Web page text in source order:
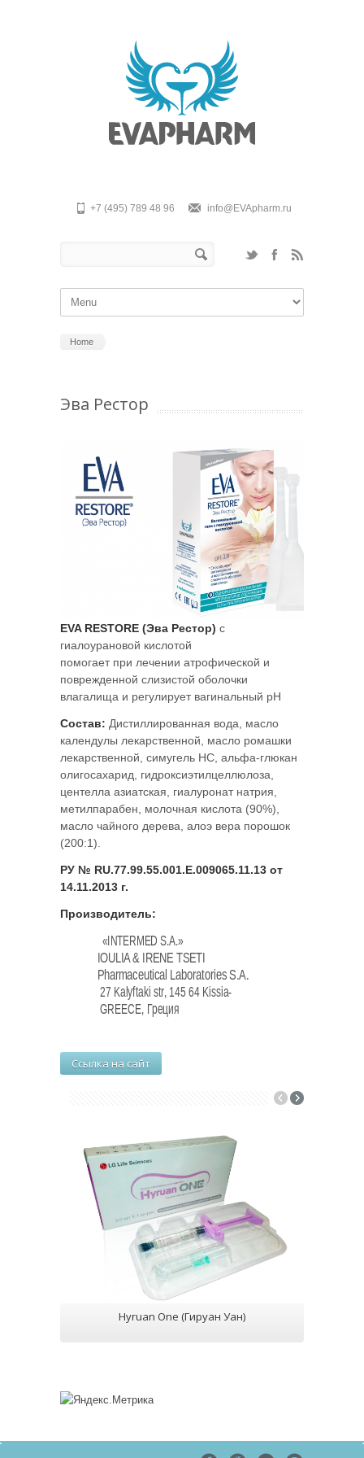
+7 (495) 789 48 96 info@EVApharm.ru
Home
Эва Рестор
EVA RESTORE (Эва Рестор) с
гиалоурановой кислотой
помогает при лечении атрофической и
поврежденной слизистой оболочки
влагалища и регулирует вагинальный pH
Состав: Дистиллированная вода, масло
календулы лекарственной, масло ромашки
лекарственной, симугель НС, альфа-глюкан
олигосахарид, гидроксиэтилцеллюлоза,
центелла азиатская, гиалуронат натрия,
метилпарабен, молочная кислота (90%),
масло чайного дерева, алоэ вера порошок
(200:1).
РУ № RU.77.99.55.001.E.009065.11.13 от
14.11.2013 г.
Производитель:
«ΙΝΤΕRMED S.A.»
IOULIA & IRENE TSETI
Pharmaceutical Laboratories S.A.
27 Kalyftaki str, 145 64 Kissia-
GREECE, Греция
Ссылка на сайт
Hyruan One (Гируан Уан)